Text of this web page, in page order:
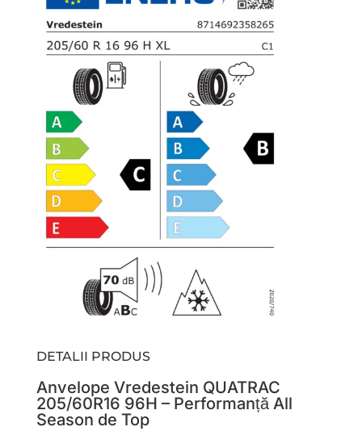
DETALII PRODUS
Anvelope Vredestein QUATRAC
205/60R16 96H – Performanță All
Season de Top